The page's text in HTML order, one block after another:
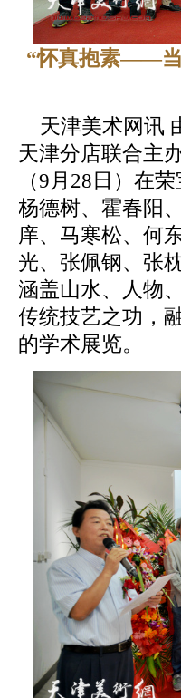
“怀真抱素——当
天津美术网讯
天津分店联合主
（9月28日）在
杨德树、霍春阳
庠、马寒松、何
光、张佩钢、张
涵盖山水、人物
传统技艺之功，
的学术展览。